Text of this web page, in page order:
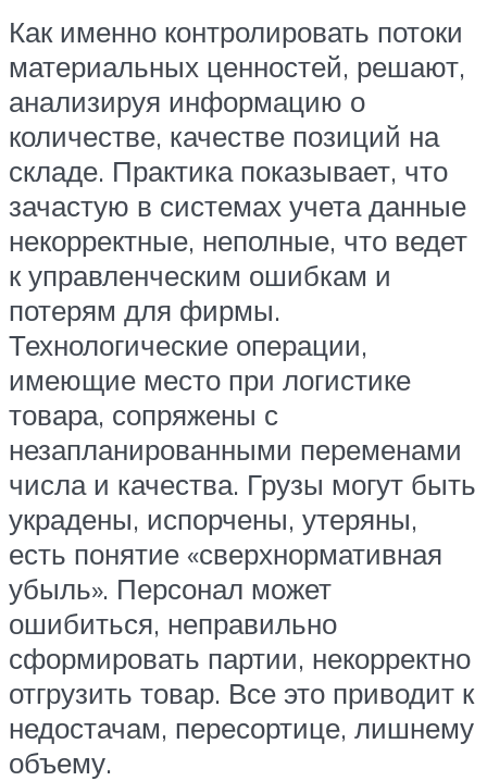
Как именно контролировать потоки
материальных ценностей, решают,
анализируя информацию о
количестве, качестве позиций на
складе. Практика показывает, что
зачастую в системах учета данные
некорректные, неполные, что ведет
к управленческим ошибкам и
потерям для фирмы.
Технологические операции,
имеющие место при логистике
товара, сопряжены с
незапланированными переменами
числа и качества. Грузы могут быть
украдены, испорчены, утеряны,
есть понятие «сверхнормативная
убыль». Персонал может
ошибиться, неправильно
сформировать партии, некорректно
отгрузить товар. Все это приводит к
недостачам, пересортице, лишнему
объему.